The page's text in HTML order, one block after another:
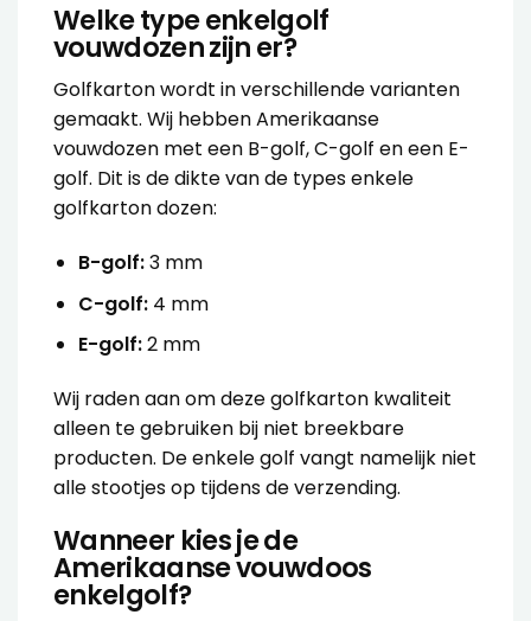
Welke type enkelgolf
vouwdozen zijn er?
Golfkarton wordt in verschillende varianten
gemaakt. Wij hebben Amerikaanse
vouwdozen met een B-golf, C-golf en een E-
golf. Dit is de dikte van de types enkele
golfkarton dozen:
B-golf:3 mm
C-golf: 4 mm
E-golf:2 mm
Wij raden aan om deze golfkarton kwaliteit
alleen te gebruiken bij niet breekbare
producten. De enkele golf vangt namelijk niet
alle stootjes op tijdens de verzending.
Wanneer kies je de
Amerikaanse vouwdoos
enkelgolf?